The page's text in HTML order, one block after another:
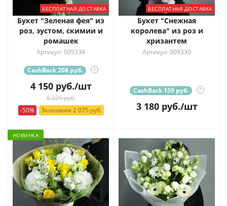
БЕСПЛАТНАЯ ДОСТАВКА
Букет "Зеленая фея" из
роз, эустом, скимии и
ромашек
Артикул: 009334
CashBack 208 руб. ?
4 150руб./шт
6 225 руб.
-50%
Экономия 2 075 руб.
БЕСПЛАТНАЯ ДОСТАВКА
Букет "Снежная
королева" из роз и
хризантем
Артикул: 009330
CashBack 159 руб. ?
3 180руб./шт
НОВИНКА